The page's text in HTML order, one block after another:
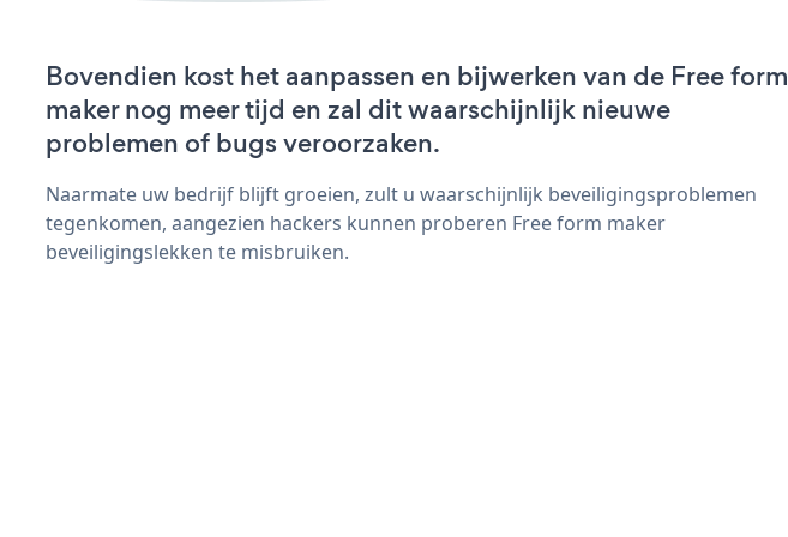
Bovendien kost het aanpassen en bijwerken van de Free form
maker nog meer tijd en zal dit waarschijnlijk nieuwe
problemen of bugs veroorzaken.
Naarmate uw bedrijf blijft groeien, zult u waarschijnlijk beveiligingsproblemen
tegenkomen, aangezien hackers kunnen proberen Free form maker
beveiligingslekken te misbruiken.